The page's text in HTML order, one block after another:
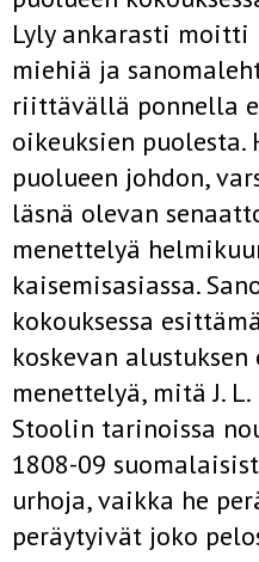
Lyly ankarasti moitti
miehiä ja
riittävällä ponnella
oikeuksien
puolueen johdon,
läsnä­ olevan
menettelyä
kaisemisasiassa.
kokouksessa
koskevan
menettelyä, mitä J.
Stoolin tarinoissa
1808-09
urhoja, vaikka he
peräytyivät joko